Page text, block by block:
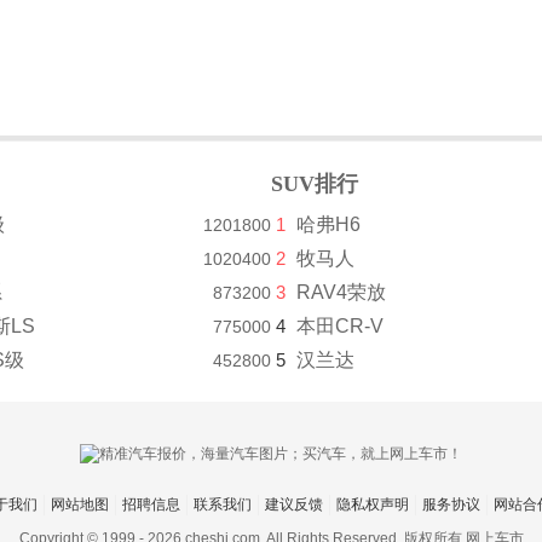
1201800
1020400
873200
LS 775000
级 452800
SUV排行
1
哈弗H6
2 牧马人
3
RAV4荣放
4 本田CR-V
5 汉兰达
我们 网站地图 招聘信息 联系我们 建议反馈 隐私权声明 服务协议
网站合
Copyright © 1999 - 2026 cheshi.com. All Rights Reserved. 版权所有 网上车市